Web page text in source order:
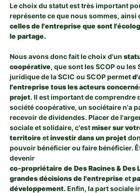
Le choix du statut est très important
représente ce que nous sommes, ainsi
celles de l'entreprise que sont
le partage.
Nous avons donc fait le choix d'un
coopérative, que sont les SCOP ou les
juridique de la SCIC ou SCOP permet
l'entreprise tous les acteurs
projet. Il est important de comprendre
société coopérative, un sociétaire n'a
recevoir de dividendes. Placer de
sociale et solidaire, c'estmiser sur
territoire etinvestir dans un projet
pouvoir bénéficier ou faire bénéficier.
devenir
co-propriétaire de Des Racines & Des
grandes décisions de l'entreprise et
développement.Enfin, la part sociale